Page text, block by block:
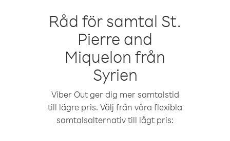
Råd för samtal St.
Pierre and
Miquelon från
Syrien
Viber Out ger dig mer samtalstid
till lägre pris. Välj från våra flexibla
samtalsalternativ till lågt pris: